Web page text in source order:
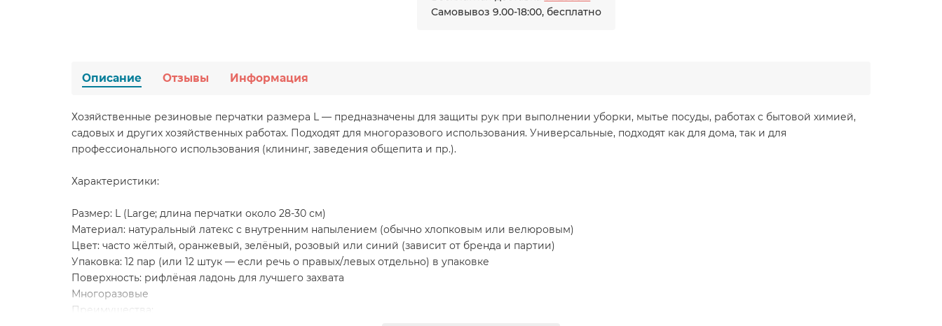
Самовывоз 9.00-18:00, бесплатно
Описание Отзывы Информация
Хозяйственные резиновые перчатки размера L — предназначены для защиты рук при выполнении уборки, мытье посуды, работах с бытовой химией,
садовых и других хозяйственных работах. Подходят для многоразового использования. Универсальные, подходят как для дома, так и для
профессионального использования (клининг, заведения общепита и пр.).
Характеристики:
Размер: L (Large; длина перчатки около 28-30 см)
Материал: натуральный латекс с внутренним напылением (обычно хлопковым или велюровым)
Цвет: часто жёлтый, оранжевый, зелёный, розовый или синий (зависит от бренда и партии)
Упаковка: 12 пар (или 12 штук — если речь о правых/левых отдельно) в упаковке
Поверхность: рифлёная ладонь для лучшего захвата
Многоразовые
Преимущества: